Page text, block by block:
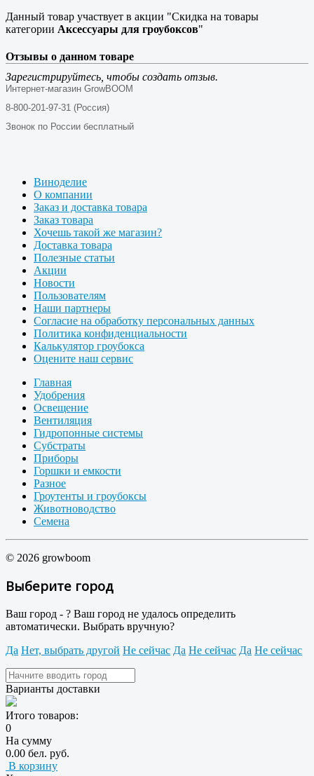
Данный товар участвует в акции "Скидка на товары
категории Аксессуары для гроубоксов"
Отзывы о данном товаре
Зарегистрируйтесь, чтобы создать отзыв.
Интернет-магазин GrowBOOM
8-800-201-97-31 (Россия)
Звонок по России бесплатный
Виноделие
О компании
Заказ и доставка товара
Заказ товара
Хочешь такой же магазин?
Доставка товара
Полезные статьи
Акции
Новости
Пользователям
Наши партнеры
Согласие на обработку персональных данных
Политика конфиденциальности
Калькулятор гроубокса
Оцените наш сервис
Главная
Удобрения
Освещение
Вентиляция
Гидропонные системы
Субстраты
Приборы
Горшки и емкости
Разное
Гроутенты и гроубоксы
Животноводство
Семена
© 2026 growboom
Выберите город
Ваш город - ? Ваш город не удалось определить
автоматически. Выбрать вручную?
Да Нет, выбрать другой Не сейчас Да Не сейчас Да Не сейчас
Варианты доставки
Итого товаров:
0
На сумму
0.00 бел. руб.
В корзину